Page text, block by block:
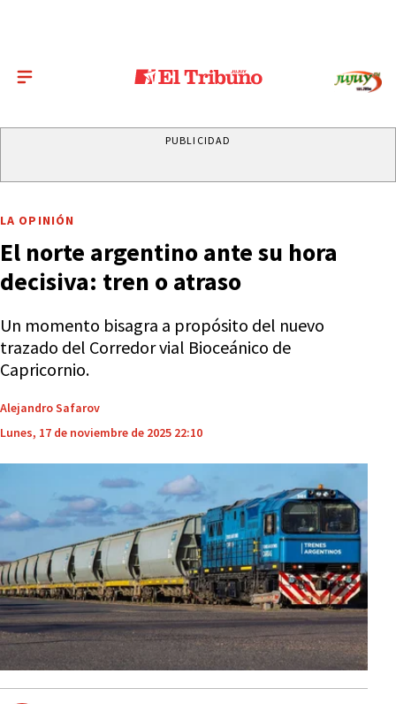
PUBLICIDAD
LA OPINIÓN
El norte argentino ante su hora
decisiva: tren o atraso
Un momento bisagra a propósito del nuevo
trazado del Corredor vial Bioceánico de
Capricornio.
Alejandro Safarov
Lunes, 17 de noviembre de 2025 22:10